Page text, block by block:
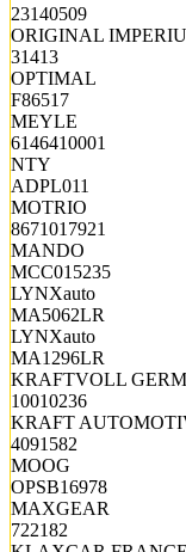
23140509
ORIGINAL
31413
OPTIMAL
F86517
MEYLE
6146410001
NTY
ADPL011
MOTRIO
8671017921
MANDO
MCC015235
LYNXauto
MA5062LR
LYNXauto
MA1296LR
KRAFTVOLL
10010236
KRAFT
4091582
MOOG
OPSB16978
MAXGEAR
722182